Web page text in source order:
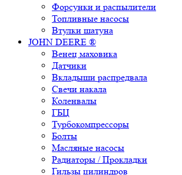
Форсунки и распылители
Топливные насосы
Втулки шатуна
JOHN DEERE ®
Венец маховика
Датчики
Вкладыши распредвала
Свечи накала
Коленвалы
ГБЦ
Турбокомпрессоры
Болты
Масляные насосы
Радиаторы / Прокладки
Гильзы цилиндров